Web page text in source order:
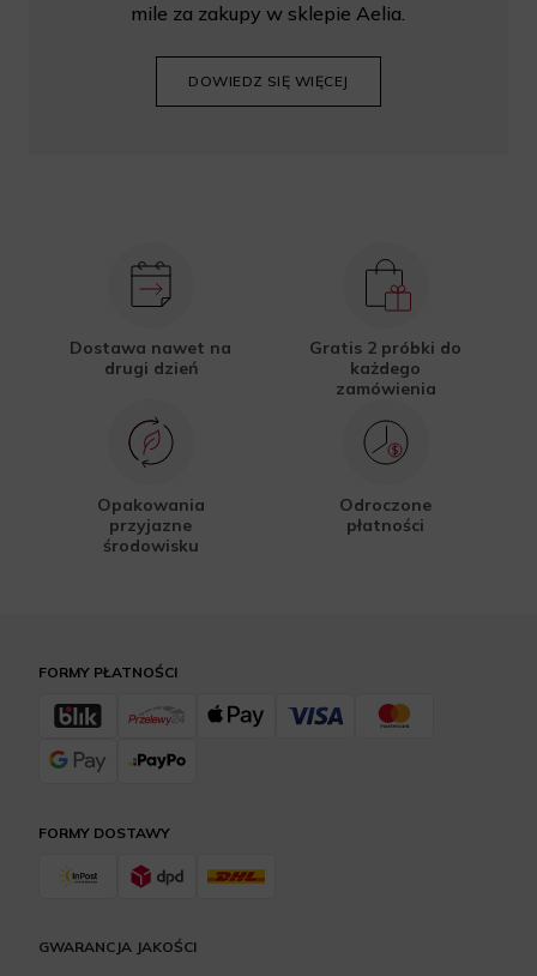
mile za zakupy w sklepie Aelia.
DOWIEDZ SIĘ WIĘCEJ
Dostawa nawet na
drugi dzień
Gratis 2 próbki do
każdego
zamówienia
Opakowania
przyjazne
środowisku
Odroczone
płatności
FORMY DOSTAWY
FORMY PŁATNOŚCI
GWARANCJA JAKOŚCI